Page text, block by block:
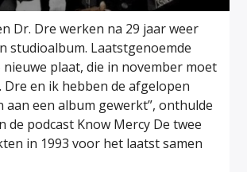
Dr. Dre werken na 29 jaar weer
studioalbum. Laatstgenoemde
plaat, die in november moet
Dre en ik hebben de afgelopen
aan een album gewerkt”, onthulde
de podcast Know Mercy De twee
in 1993 voor het laatst samen